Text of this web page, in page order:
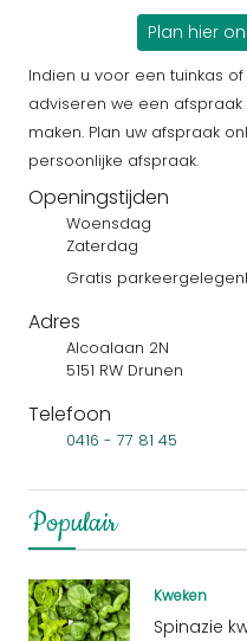
Plan hier
Indien u voor een tuinkas
adviseren we een
maken. Plan uw afspraak
persoonlijke afspraak.
Openingstijden
Woensdag
Zaterdag
Gratis
Adres
Alcoalaan 2N
5151 RW Drunen
Telefoon
0416 - 77 81 45
Populair
Kweken
Spinazie